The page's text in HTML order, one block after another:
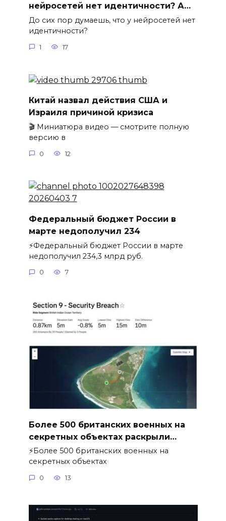
нейросетей нет идентичности? А…
До сих пор думаешь, что у нейросетей нет
идентичности?
1 17
Китай назвал действия США и
Израиля причиной кризиса
🎬 Миниатюра видео — смотрите полную
версию в
0 12
Федеральный бюджет России в
марте недополучил 234
⚡️Федеральный бюджет России в марте
недополучил 234,3 млрд руб.
0 7
Более 500 британских военных на
секретных объектах раскрыли…
⚡️Более 500 британских военных на
секретных объектах
0 13